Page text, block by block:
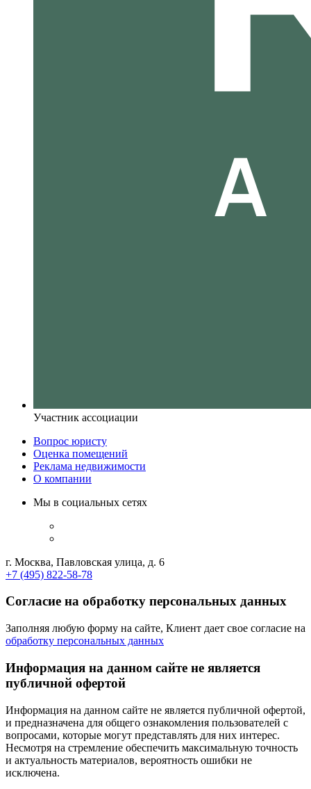
Участник ассоциации
Вопрос юристу
Оценка помещений
Реклама недвижимости
О компании
Мы в социальных сетях
г. Москва, Павловская улица, д. 6
+7 (495) 822-58-78
Согласие на обработку персональных данных
Заполняя любую форму на сайте, Клиент дает свое согласие на
обработку персональных данных
Информация на данном сайте не является
публичной офертой
Информация на данном сайте не является публичной офертой,
и предназначена для общего ознакомления пользователей с
вопросами, которые могут представлять для них интерес.
Несмотря на стремление обеспечить максимальную точность
и актуальность материалов, вероятность ошибки не
исключена.